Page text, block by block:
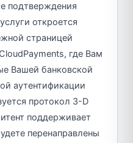
подтверждения
откроется
страницей
где Вам
Вашей банковской
аутентификации
протокол 3-D
поддерживает
перенаправлены